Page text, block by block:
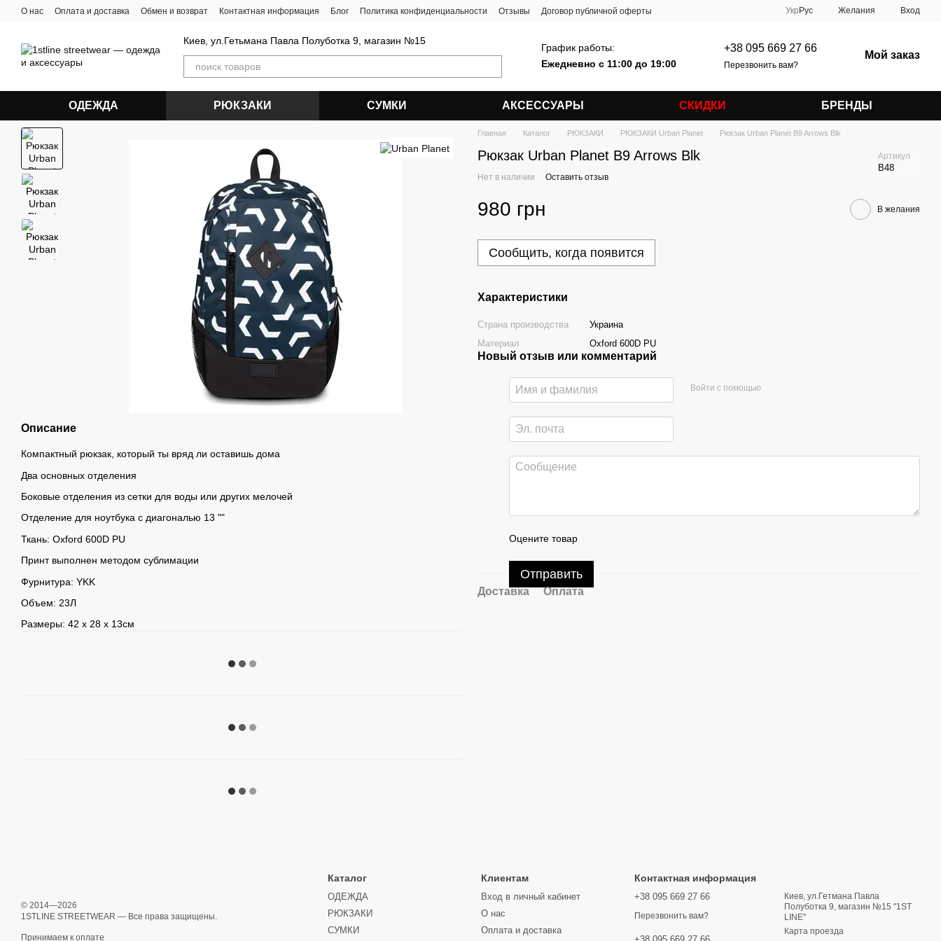
Перейти к основному контенту
О нас Оплата и доставка Обмен и возврат Контактная информация Блог Политика конфиденциальности Отзывы Договор публичной оферты Укр Рус Желания Вход
Киев, ул.Гетьмана Павла Полуботка 9, магазин №15
График работы:
Ежедневно с 11:00 до 19:00
+38 095 669 27 66
Перезвонить вам?
Мой заказ
ОДЕЖДА РЮКЗАКИ СУМКИ АКСЕССУАРЫ СКИДКИ БРЕНДЫ
Описание
Компактный рюкзак, который ты вряд ли оставишь дома
Два основных отделения
Боковые отделения из сетки для воды или других мелочей
Отделение для ноутбука с диагональю 13 ""
Ткань: Oxford 600D PU
Принт выполнен методом сублимации
Фурнитура: YKK
Объем: 23Л
Размеры: 42 х 28 х 13см
Главная Каталог РЮКЗАКИ РЮКЗАКИ Urban Planet Рюкзак Urban Planet B9 Arrows Blk
Рюкзак Urban Planet B9 Arrows Blk Артикул
B48
Нет в наличии Оставить отзыв
980 грн В желания
Сообщить, когда появится
Характеристики
Страна производства
Украина
Материал
Oxford 600D PU
Новый отзыв или комментарий
Войти с помощью
Оцените товар
Отправить
Доставка Оплата
© 2014—2026
1STLINE STREETWEAR — Все права защищены.
Принимаем к оплате
Каталог
ОДЕЖДА
РЮКЗАКИ
СУМКИ
Клиентам
Вход в личный кабинет
О нас
Оплата и доставка
Контактная информация
+38 095 669 27 66
Перезвонить вам?
Киев, ул.Гетмана Павла
Полуботка 9, магазин №15 "1ST
LINE"
Карта проезда